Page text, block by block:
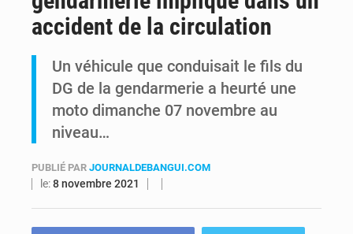
Ebola : Kinshasa renforce son dispositif après l’interception d’un bateau suspect
accident de la circulation
Un véhicule que conduisait le fils du
DG de la gendarmerie a heurté une
moto dimanche 07 novembre au
niveau…
PUBLIÉ PAR JOURNALDEBANGUI.COM
le:8 novembre 2021